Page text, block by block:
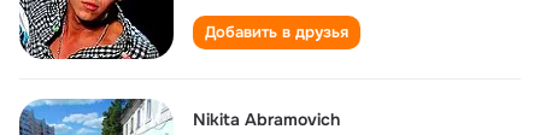
Добавить в друзья
Nikita Abramovich